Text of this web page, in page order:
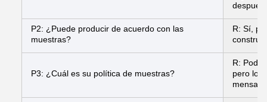
después
P2: ¿Puede producir de acuerdo con las
muestras?
R: Sí,
P3: ¿Cuál es su política de muestras?
R:
pero los